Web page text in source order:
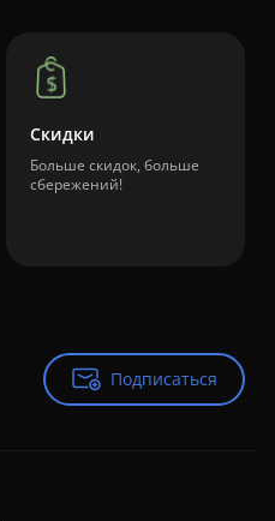
Скидки
Больше скидок, больше
сбережений!
Подписаться
Подписаться